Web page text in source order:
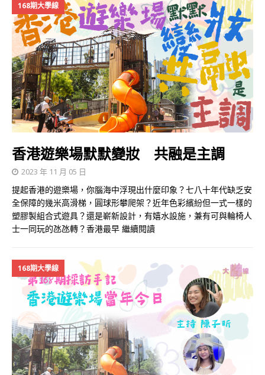
168期大學線
香港遊樂場默默變妝 共融是主調
2023 年 11 月 05 日
提起香港的遊樂場，你腦海中浮現出什麼印象？七八十年代缺乏安
全保障的幾米高滑梯，圓球形攀爬架？近年色彩繽紛但一式一樣的
塑膠製組合式遊具？還是嶄新設計，有嬉水設施，兼有可與輪椅人
士一同玩的氹氹轉？香港最早 繼續閱讀
168期大學線